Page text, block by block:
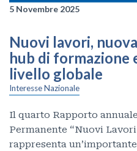
5 Novembre 2025
Nuovi lavori,
hub di
livello globale
Interesse Nazionale
Il quarto Rapporto
Permanente “Nuovi
rappresenta